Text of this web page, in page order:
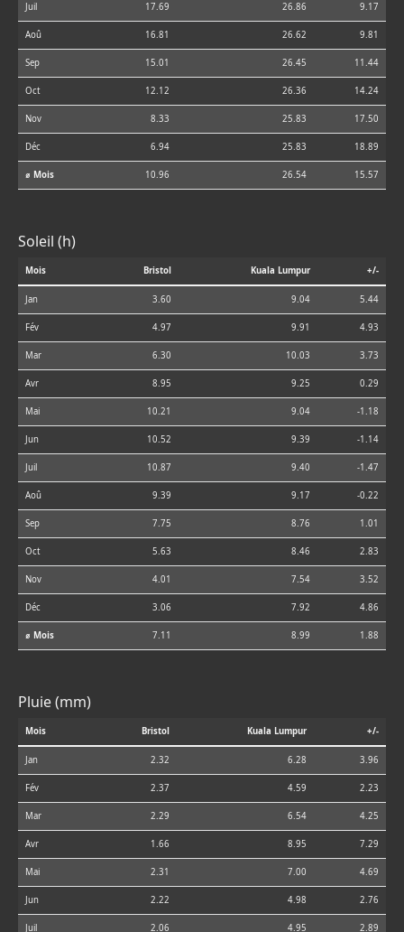
Juil 17.69 26.86 9.17
Aoû 16.81 26.62 9.81
Sep 15.01 26.45 11.44
Oct 12.12 26.36 14.24
Nov 8.33 25.83 17.50
Déc 6.94 25.83 18.89
⌀ Mois 10.96 26.54 15.57
Soleil (h)
Mois Bristol Kuala Lumpur +/-
Jan 3.60 9.04 5.44
Fév 4.97 9.91 4.93
Mar 6.30 10.03 3.73
Avr 8.95 9.25 0.29
Mai 10.21 9.04 -1.18
Jun 10.52 9.39 -1.14
Juil 10.87 9.40 -1.47
Aoû 9.39 9.17 -0.22
Sep 7.75 8.76 1.01
Oct 5.63 8.46 2.83
Nov 4.01 7.54 3.52
Déc 3.06 7.92 4.86
⌀ Mois 7.11 8.99 1.88
Pluie (mm)
Mois Bristol Kuala Lumpur +/-
Jan 2.32 6.28 3.96
Fév 2.37 4.59 2.23
Mar 2.29 6.54 4.25
Avr 1.66 8.95 7.29
Mai 2.31 7.00 4.69
Jun 2.22 4.98 2.76
Juil 2.06 4.95 2.89